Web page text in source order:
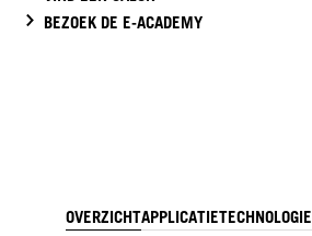
BEZOEK DE E-ACADEMY
OVERZICHTAPPLICATIETECHNOLOGIE